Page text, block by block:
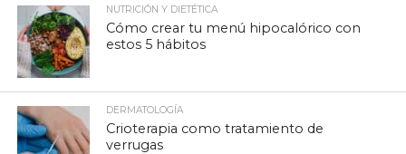
NUTRICIÓN Y DIETÉTICA
Cómo crear tu menú hipocalórico con
estos 5 hábitos
DERMATOLOGÍA
Crioterapia como tratamiento de
verrugas